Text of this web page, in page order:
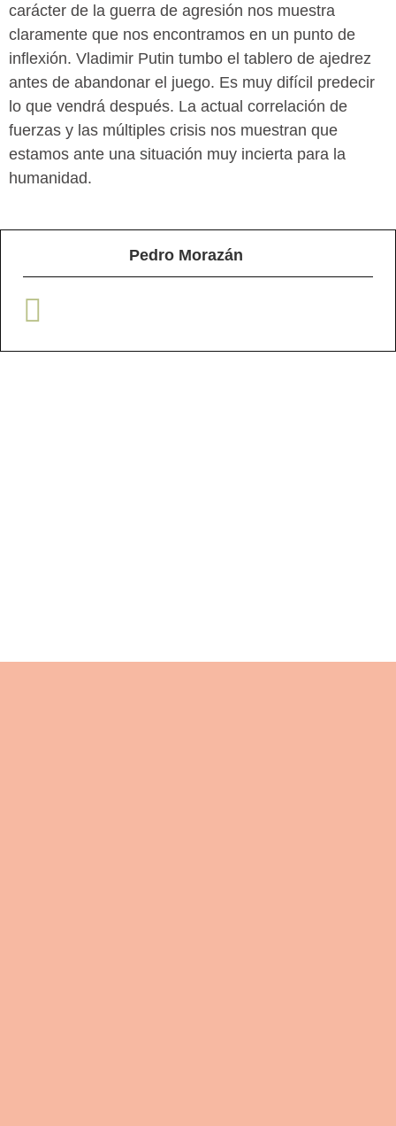
carácter de la guerra de agresión nos muestra
claramente que nos encontramos en un punto de
inflexión. Vladimir Putin tumbo el tablero de ajedrez
antes de abandonar el juego. Es muy difícil predecir
lo que vendrá después. La actual correlación de
fuerzas y las múltiples crisis nos muestran que
estamos ante una situación muy incierta para la
humanidad.
Pedro Morazán